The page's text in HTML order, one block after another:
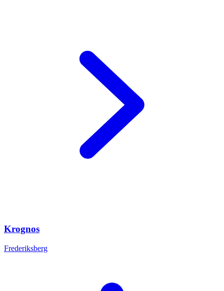
Krognos
Frederiksberg